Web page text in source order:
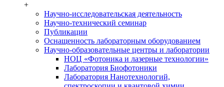
+
Научно-исследовательская деятельность
Научно-технический семинар
Публикации
Оснащенность лабораторным оборудованием
Научно-образовательные центры и лаборатории
НОЦ «Фотоника и лазерные технологии»
Лаборатория Биофотоники
Лаборатория Нанотехнологий,